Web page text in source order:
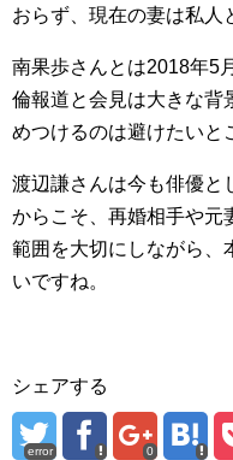
おらず、現在の妻は私人
南果歩さんとは2018年5
倫報道と会見は大きな背
めつけるのは避けたいと
渡辺謙さんは今も俳優と
からこそ、再婚相手や元
範囲を大切にしながら、
いですね。
シェアする
error 0